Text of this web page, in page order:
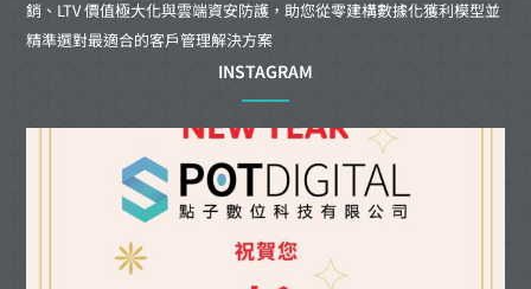
銷、LTV 價值極大化與雲端資安防護，助您從零建構數據化獲利模型並
精準選對最適合的客戶管理解決方案
INSTAGRAM